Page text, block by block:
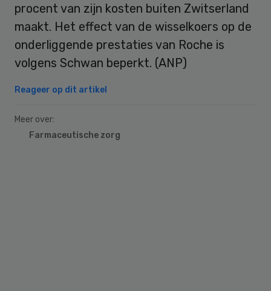
procent van zijn kosten buiten Zwitserland
maakt. Het effect van de wisselkoers op de
onderliggende prestaties van Roche is
volgens Schwan beperkt. (ANP)
Reageer op dit artikel
Meer over:
Farmaceutische zorg